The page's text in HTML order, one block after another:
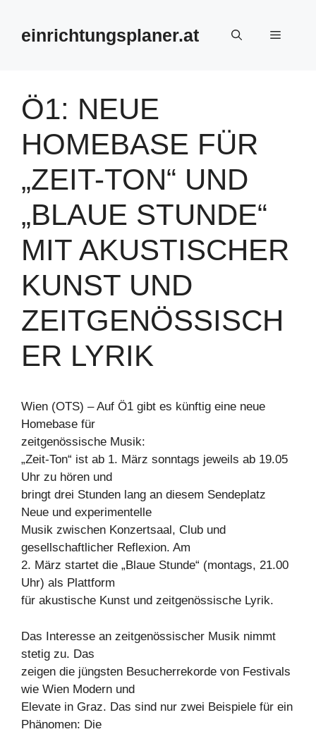
springeneinrichtungsplaner.at Menü
Ö1: NEUE
HOMEBASE FÜR
„ZEIT-TON“ UND
„BLAUE STUNDE“
MIT AKUSTISCHER
KUNST UND
ZEITGENÖSSISCH
ER LYRIK
Wien (OTS) – Auf Ö1 gibt es künftig eine neue
Homebase für
zeitgenössische Musik:
„Zeit-Ton“ ist ab 1. März sonntags jeweils ab 19.05
Uhr zu hören und
bringt drei Stunden lang an diesem Sendeplatz
Neue und experimentelle
Musik zwischen Konzertsaal, Club und
gesellschaftlicher Reflexion. Am
2. März startet die „Blaue Stunde“ (montags, 21.00
Uhr) als Plattform
für akustische Kunst und zeitgenössische Lyrik.
Das Interesse an zeitgenössischer Musik nimmt
stetig zu. Das
zeigen die jüngsten Besucherrekorde von Festivals
wie Wien Modern und
Elevate in Graz. Das sind nur zwei Beispiele für ein
Phänomen: Die